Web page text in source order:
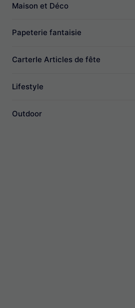
Maison et Déco
Papeterie fantaisie
CarterIe Articles de fête
Lifestyle
Outdoor